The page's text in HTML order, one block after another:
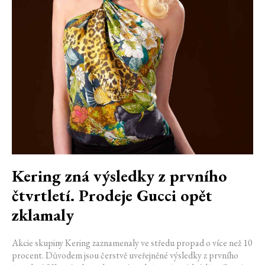
Kering zná výsledky z prvního
čtvrtletí. Prodeje Gucci opět
zklamaly
Akcie skupiny Kering zaznamenaly ve středu propad o více než 10
procent. Důvodem jsou čerstvě uveřejněné výsledky z prvního